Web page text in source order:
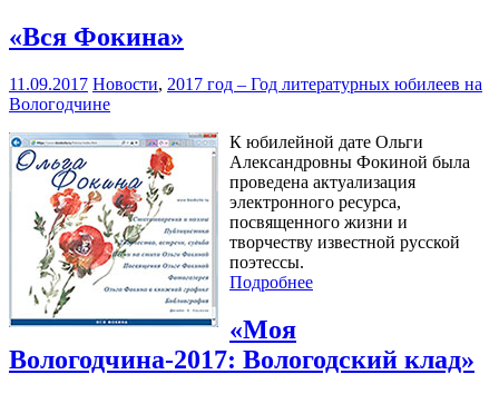
«Вся Фокина»
11.09.2017 Новости, 2017 год – Год литературных юбилеев на
Вологодчине
К юбилейной дате Ольги
Александровны Фокиной была
проведена актуализация
электронного ресурса,
посвященного жизни и
творчеству известной русской
поэтессы.
Подробнее
«Моя
Вологодчина-2017: Вологодский клад»